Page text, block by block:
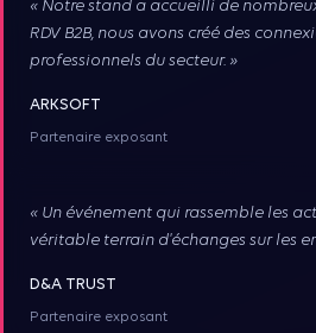
« Notre stand a accueilli de
RDV B2B, nous avons créé des
professionnels du secteur. »
ARKSOFT
Partenaire exposant
« Un événement qui rassemble les
véritable terrain d'échanges sur les
D&A TRUST
Partenaire exposant